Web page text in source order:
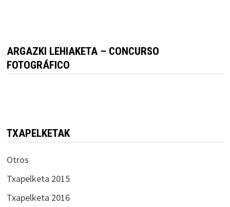
ARGAZKI LEHIAKETA – CONCURSO
FOTOGRÁFICO
TXAPELKETAK
Otros
Txapelketa 2015
Txapelketa 2016